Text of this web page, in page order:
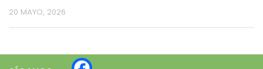
20 MAYO, 2026